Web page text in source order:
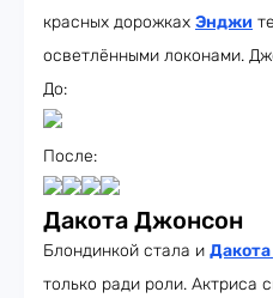
красных дорожках Энджи
осветлёнными локонами.
До:
После:
Дакота Джонсон
Блондинкой стала и
только ради роли. Актриса